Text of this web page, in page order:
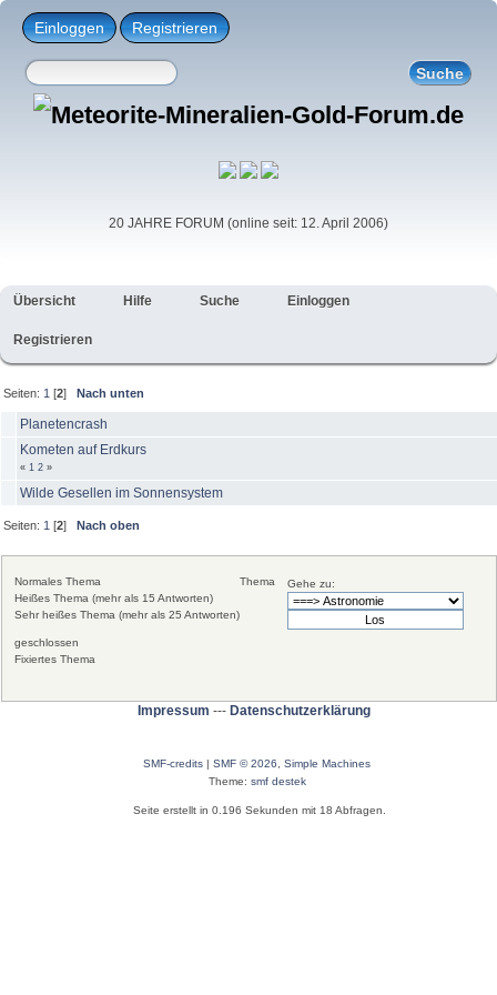
Einloggen Registrieren
20 JAHRE FORUM (online seit: 12. April 2006)
Übersicht Hilfe Suche Einloggen
Registrieren
Seiten: 1 [2]Nach unten
Planetencrash
Kometen auf Erdkurs
« 1 2 »
Wilde Gesellen im Sonnensystem
Seiten: 1 [2]Nach oben
Gehe zu:
Normales Thema
Heißes Thema (mehr als 15 Antworten)
Sehr heißes Thema (mehr als 25 Antworten)
Thema
geschlossen
Fixiertes Thema
Impressum --- Datenschutzerklärung
SMF-credits | SMF © 2026, Simple Machines
Theme: smf destek
Seite erstellt in 0.196 Sekunden mit 18 Abfragen.